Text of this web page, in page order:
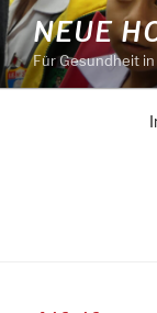
Zum
Inhalt
springen
NEUE
Für Gesundheit in